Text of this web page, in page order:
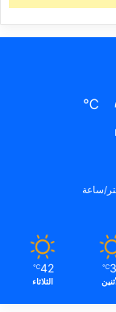
℃
℃
42
℃
الثلاثاء